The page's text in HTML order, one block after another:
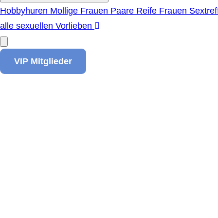
Hobbyhuren Mollige Frauen Paare Reife Frauen
alle sexuellen Vorlieben
VIP Mitglieder